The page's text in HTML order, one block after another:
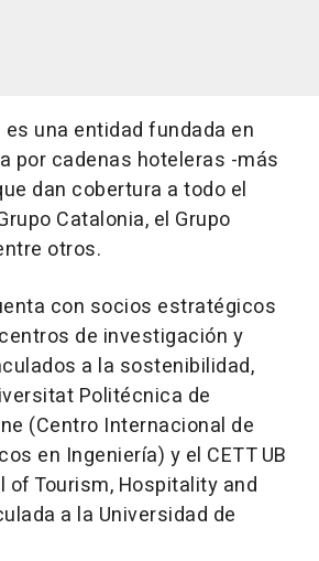
es una entidad fundada en
por cadenas hoteleras -más
dan cobertura a todo el
Catalonia, el Grupo
otros.
con socios estratégicos
de investigación y
a la sostenibilidad,
Politécnica de
(Centro Internacional de
en Ingeniería) y el CETT UB
of Tourism, Hospitality and
a la Universidad de